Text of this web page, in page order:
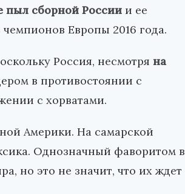
пыл сборной России и ее
Европы 2016 года.
Россия, несмотря на
в противостоянии с
с хорватами.
Америки. На самарской
Однозначный фаворитом в
но это не значит, что их ждет